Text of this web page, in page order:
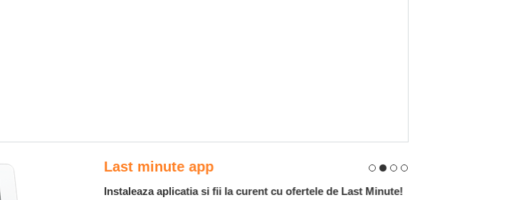
minute app
aplicatia si fii la curent cu ofertele de Last Minute!